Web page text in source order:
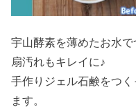
宇山酵素を薄めたお水
扇汚れもキレイに♪
手作りジェル石鹸をつ
ます。